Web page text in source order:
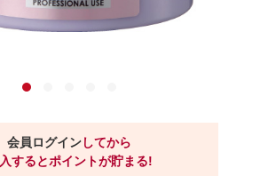
会員ログインしてから
するとポイントが貯まる!